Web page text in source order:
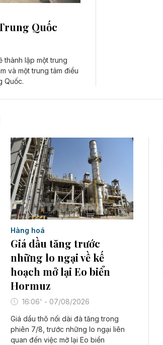
Quốc
thành lập một trung
và một trung tâm điều
Quốc.
Hàng hoá
Giá dầu tăng trước
những lo ngại về kế
hoạch mở lại Eo biển
Hormuz
16:06' - 07/08/2026
Giá dầu thô nối dài đà tăng trong
phiên 7/8, trước những lo ngại liên
quan đến việc mở lại Eo biển